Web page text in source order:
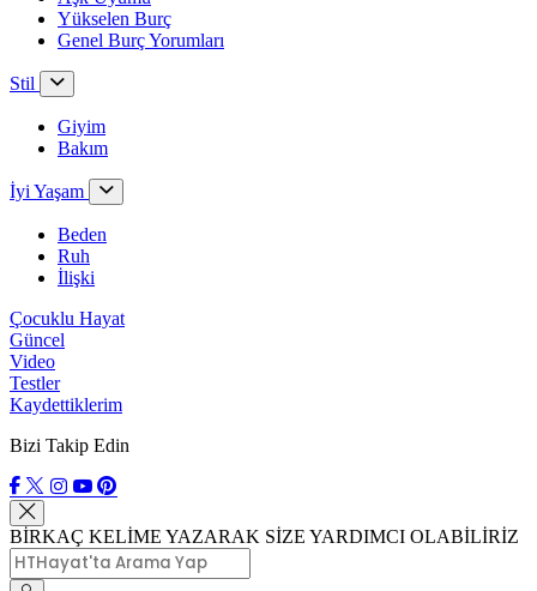
Yükselen Burç
Genel Burç Yorumları
Stil
Giyim
Bakım
İyi Yaşam
Beden
Ruh
İlişki
Çocuklu Hayat
Güncel
Video
Testler
Kaydettiklerim
Bizi Takip Edin
BİRKAÇ KELİME YAZARAK SİZE YARDIMCI OLABİLİRİZ